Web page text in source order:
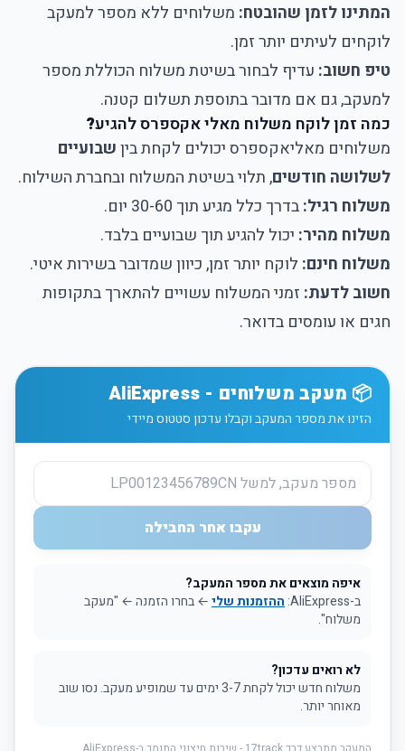
המתינו לזמן שהובטח: משלוחים ללא מספר למעקב
לוקחים לעיתים יותר זמן.
טיפ חשוב: עדיף לבחור בשיטת משלוח הכוללת מספר
למעקב, גם אם מדובר בתוספת תשלום קטנה.
כמה זמן לוקח משלוח מאלי אקספרס להגיע?
משלוחים מאליאקספרס יכולים לקחת ביןשבועיים
לשלושה חודשים, תלוי בשיטת המשלוח ובחברת השילוח.
משלוח רגיל:בדרך כלל מגיע תוך 30-60 יום.
משלוח מהיר: יכול להגיע תוך שבועיים בלבד.
משלוח חינם: לוקח יותר זמן, כיוון שמדובר בשירות איטי.
חשוב לדעת: זמני המשלוח עשויים להתארך בתקופות
חגים או עומסים בדואר.
📦 מעקב משלוחים - AliExpress
הזינו את מספר המעקב וקבלו עדכון סטטוס מיידי
עקבו אחר החבילה
איפה מוצאים את מספר המעקב?
ב-AliExpress:
ההזמנות שלי← בחרו הזמנה ← "מעקב
משלוח".
לא רואים עדכון?
משלוח חדש יכול לקחת 3-7 ימים עד שמופיע מעקב. נסו שוב
מאוחר יותר.